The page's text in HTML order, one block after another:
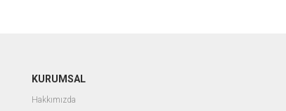
KURUMSAL
Hakkımızda